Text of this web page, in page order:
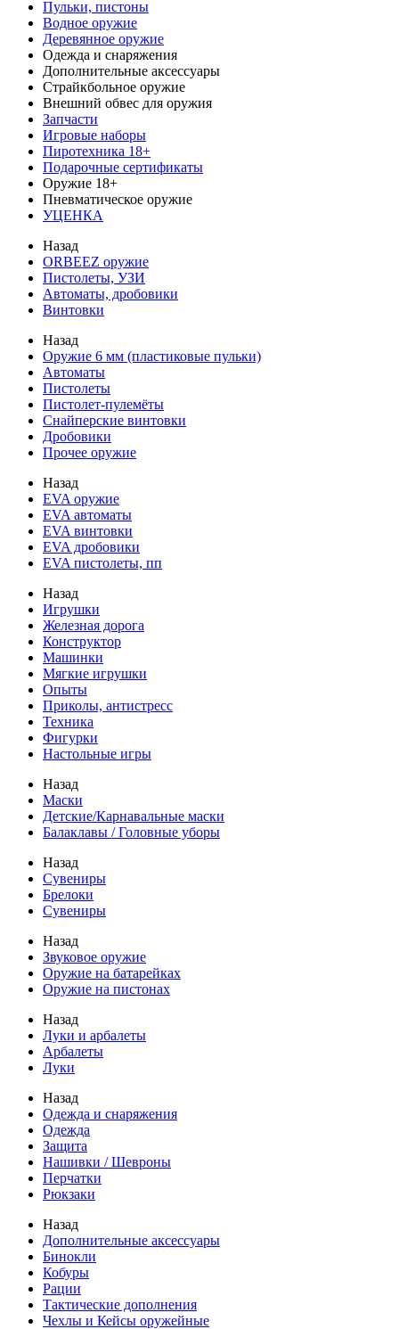
Пульки, пистоны
Водное оружие
Деревянное оружие
Одежда и снаряжения
Дополнительные аксессуары
Страйкбольное оружие
Внешний обвес для оружия
Запчасти
Игровые наборы
Пиротехника 18+
Подарочные сертификаты
Оружие 18+
Пневматическое оружие
УЦЕНКА
Назад
ORBEEZ оружие
Пистолеты, УЗИ
Автоматы, дробовики
Винтовки
Назад
Оружие 6 мм (пластиковые пульки)
Автоматы
Пистолеты
Пистолет-пулемёты
Снайперские винтовки
Дробовики
Прочее оружие
Назад
EVA оружие
EVA автоматы
EVA винтовки
EVA дробовики
EVA пистолеты, пп
Назад
Игрушки
Железная дорога
Конструктор
Машинки
Мягкие игрушки
Опыты
Приколы, антистресс
Техника
Фигурки
Настольные игры
Назад
Маски
Детские/Карнавальные маски
Балаклавы / Головные уборы
Назад
Сувениры
Брелоки
Сувениры
Назад
Звуковое оружие
Оружие на батарейках
Оружие на пистонах
Назад
Луки и арбалеты
Арбалеты
Луки
Назад
Одежда и снаряжения
Одежда
Защита
Нашивки / Шевроны
Перчатки
Рюкзаки
Назад
Дополнительные аксессуары
Бинокли
Кобуры
Рации
Тактические дополнения
Чехлы и Кейсы оружейные